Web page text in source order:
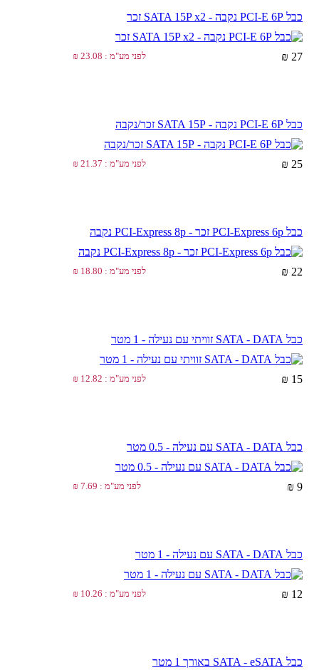
כבל PCI-E 6P נקבה - SATA 15P x2 זכר
לפני מע"מ : 23.08 ₪ 27 ₪
כבל PCI-E 6P נקבה - SATA 15P זכר/נקבה
לפני מע"מ : 21.37 ₪ 25 ₪
כבל PCI-Express 6p זכר - PCI-Express 8p נקבה
לפני מע"מ : 18.80 ₪ 22 ₪
כבל SATA - DATA זוויתי עם נעילה - 1 מטר
לפני מע"מ : 12.82 ₪ 15 ₪
כבל SATA - DATA עם נעילה - 0.5 מטר
לפני מע"מ : 7.69 ₪ 9 ₪
כבל SATA - DATA עם נעילה - 1 מטר
לפני מע"מ : 10.26 ₪ 12 ₪
כבל SATA - eSATA באורך 1 מטר